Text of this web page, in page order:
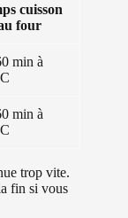
cuisson
four
min à
min à
trop vite.
fin si vous